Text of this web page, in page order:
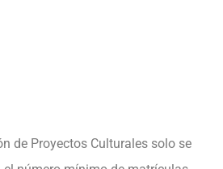
de Proyectos Culturales solo se